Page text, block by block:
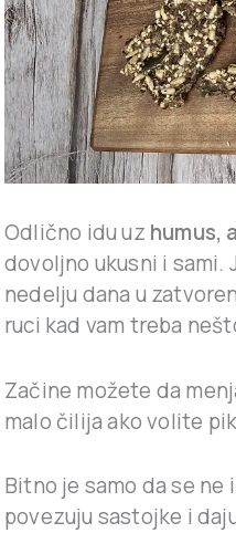
Odlično idu uz humus,
dovoljno ukusni i sami.
nedelju dana u
ruci kad vam treba
Začine možete da
malo čilija ako volite
Bitno je samo da se ne
povezuju sastojke i